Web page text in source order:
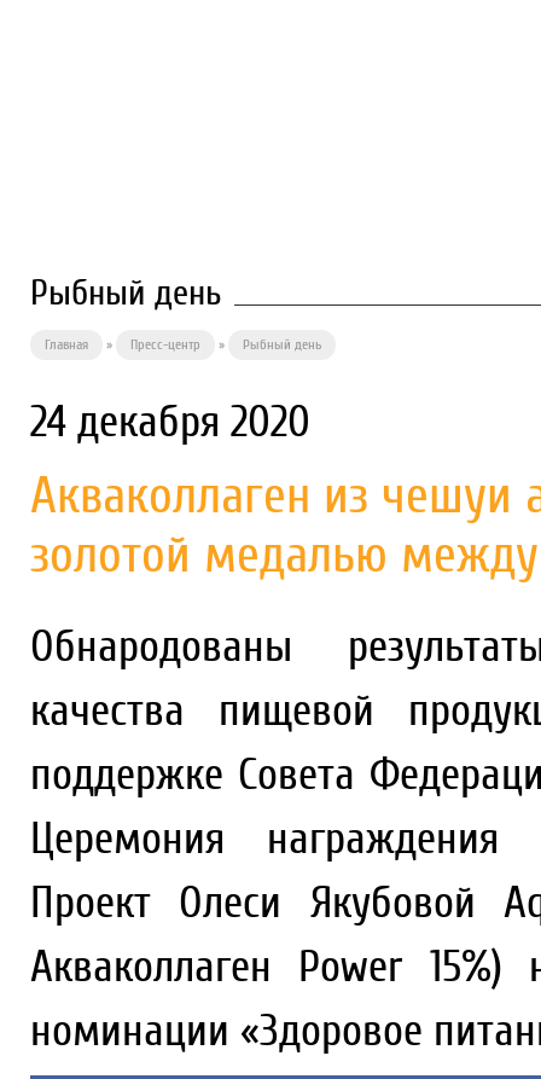
Рыбный день
Главная » Пресс-центр » Рыбный день
24 декабря 2020
Акваколлаген из чешуи
золотой медалью
Обнародованы
качества пищевой
поддержке Совета
Церемония
Проект Олеси Якубовой
Акваколлаген Power
номинации «Здоровое